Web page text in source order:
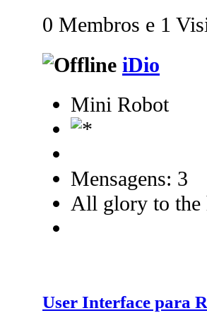
0 Membros e 1
iDio
Mini Robot
Mensagens: 3
All glory to the
User Interface para